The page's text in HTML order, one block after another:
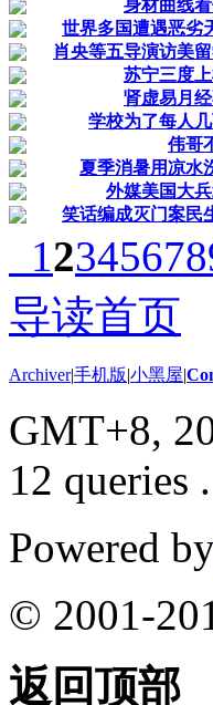
身材曲线
世界多国遭遇恶劣
肖央等五导演访美
苏宁三度
肾虚易月
学校为了每人
伟哥
夏季消暑用凉水
外媒美国大
笑话编成灭门案民
12345678
导读首页
Archiver|手机版|小黑屋|
GMT+8,
12 queries .
Powered
© 2001-
返回顶部